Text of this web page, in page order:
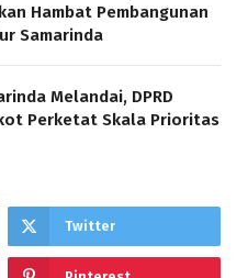
Hambat Pembangunan
Samarinda
Melandai, DPRD
Perketat Skala Prioritas
Twitter